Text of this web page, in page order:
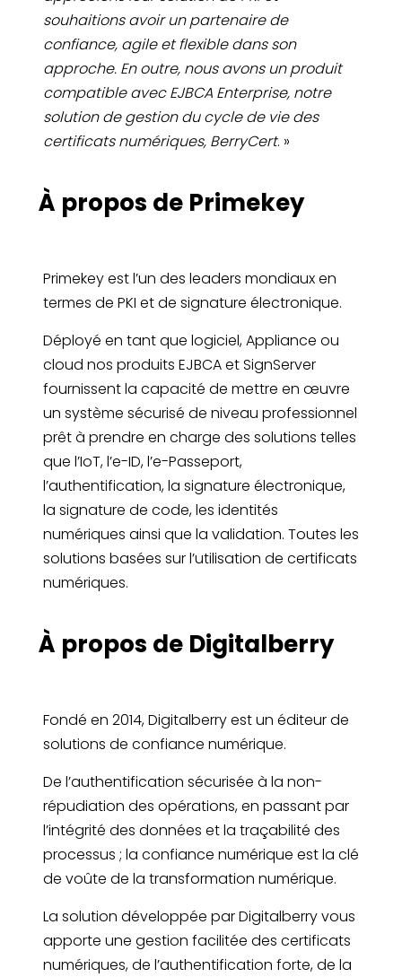
souhaitions avoir un partenaire de
confiance, agile et flexible dans son
approche. En outre, nous avons un produit
compatible avec EJBCA Enterprise, notre
solution de gestion du cycle de vie des
certificats numériques, BerryCert. »
À propos de Primekey
Primekey est l’un des leaders mondiaux en
termes de PKI et de signature électronique.
Déployé en tant que logiciel, Appliance ou
cloud nos produits EJBCA et SignServer
fournissent la capacité de mettre en œuvre
un système sécurisé de niveau professionnel
prêt à prendre en charge des solutions telles
que l’IoT, l’e-ID, l’e-Passeport,
l’authentification, la signature électronique,
la signature de code, les identités
numériques ainsi que la validation. Toutes les
solutions basées sur l’utilisation de certificats
numériques.
À propos de Digitalberry
Fondé en 2014, Digitalberry est un éditeur de
solutions de confiance numérique.
De l’authentification sécurisée à la non-
répudiation des opérations, en passant par
l’intégrité des données et la traçabilité des
processus ; la confiance numérique est la clé
de voûte de la transformation numérique.
La solution développée par Digitalberry vous
apporte une gestion facilitée des certificats
numériques, de l’authentification forte, de la